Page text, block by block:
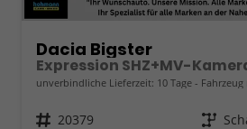
Dacia Bigster
Expression SHZ+MV-
unverbindliche Lieferzeit: 10 Tage
Fahrzeugnr. 20379 Getriebe